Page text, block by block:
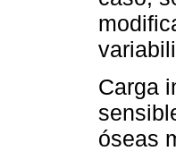
Carga
óseas